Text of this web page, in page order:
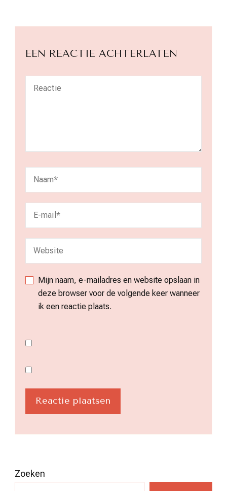
EEN REACTIE ACHTERLATEN
Mijn naam, e-mailadres en website opslaan in
deze browser voor de volgende keer wanneer
ik een reactie plaats.
Zoeken